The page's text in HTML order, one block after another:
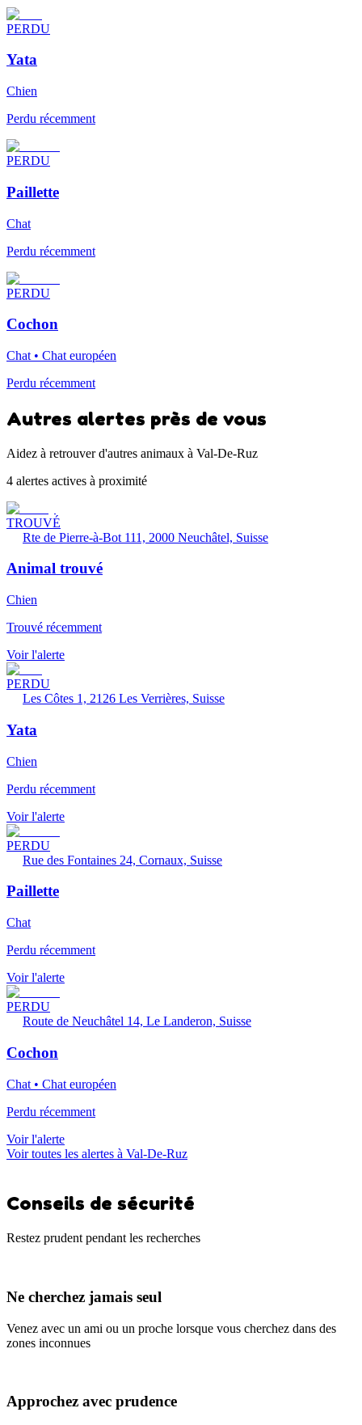
PERDU
Yata
Chien
Perdu récemment
PERDU
Paillette
Chat
Perdu récemment
PERDU
Cochon
Chat • Chat européen
Perdu récemment
Autres alertes près de vous
Aidez à retrouver d'autres animaux à Val-De-Ruz
4 alertes actives à proximité
TROUVÉ
Rte de Pierre-à-Bot 111, 2000 Neuchâtel, Suisse
Animal trouvé
Chien
Trouvé récemment
Voir l'alerte
PERDU
Les Côtes 1, 2126 Les Verrières, Suisse
Yata
Chien
Perdu récemment
Voir l'alerte
PERDU
Rue des Fontaines 24, Cornaux, Suisse
Paillette
Chat
Perdu récemment
Voir l'alerte
PERDU
Route de Neuchâtel 14, Le Landeron, Suisse
Cochon
Chat • Chat européen
Perdu récemment
Voir l'alerte
Voir toutes les alertes à Val-De-Ruz
Conseils de sécurité
Restez prudent pendant les recherches
Ne cherchez jamais seul
Venez avec un ami ou un proche lorsque vous cherchez dans des
zones inconnues
Approchez avec prudence